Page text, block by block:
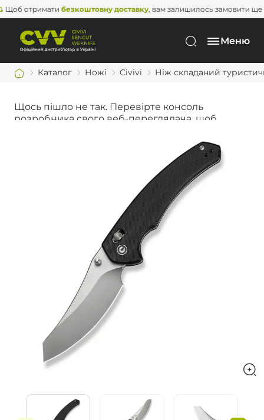
отриматибезкоштовну доставку, вам залишилось замовити ще на2
Меню
Каталог Ножі Civivi Ніж складаний
Щось пішло не так. Перевірте консоль
розробника свого веб-переглядача, щоб